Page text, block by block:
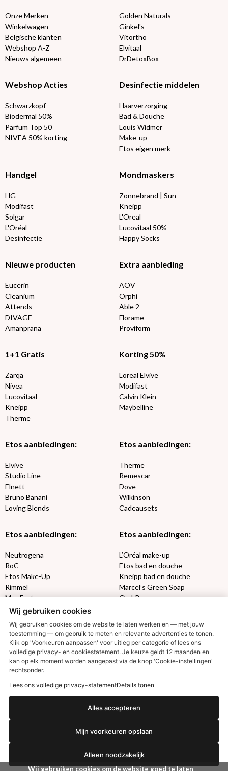
Onze Merken
Winkelwagen
Belgische klanten
Webshop A-Z
Nieuws algemeen
Golden Naturals
Ginkel's
Vitortho
Elvitaal
DrDetoxBox
Webshop Acties
Schwarzkopf
Biodermal 50%
Parfum Top 50
NIVEA 50% korting
Desinfectie middelen
Haarverzorging
Bad & Douche
Louis Widmer
Make-up
Etos eigen merk
Handgel
HG
Modifast
Solgar
L'Oréal
Desinfectie
Mondmaskers
Zonnebrand | Sun
Kneipp
L'Oreal
Lucovitaal 50%
Happy Socks
Nieuwe producten
Eucerin
Cleanium
Attends
DIVAGE
Amanprana
Extra aanbieding
AOV
Orphi
Able 2
Florame
Proviform
1+1 Gratis
Zarqa
Nivea
Lucovitaal
Kneipp
Therme
Korting 50%
Loreal Elvive
Modifast
Calvin Klein
Maybelline
Etos aanbiedingen:
Elvive
Studio Line
Elnett
Bruno Banani
Loving Blends
Etos aanbiedingen:
Therme
Remescar
Dove
Wilkinson
Cadeausets
Etos aanbiedingen:
Neutrogena
RoC
Etos Make-Up
Rimmel
Max Factor
Etos aanbiedingen:
L’Oréal make-up
Etos bad en douche
Kneipp bad en douche
Marcel’s Green Soap
Oral-B
Etos aanbiedingen:
Aussie
Gillette
Gezichtsverzorging
Syoss
DETOXEN
Always
Libresse
Gliss Kur
Etos billendoekjes
VISION SUN
Zwitsal SUNWij gebruiken cookies om de website goed te laten
Wij gebruiken cookies
Wij gebruiken cookies om de website te laten werken en — met jouw
toestemming — om gebruik te meten en relevante advertenties te tonen.
Klik op 'Voorkeuren aanpassen' voor uitleg per categorie of lees ons
volledige privacy- en cookiestatement. Je keuze geldt 12 maanden en
kan op elk moment worden aangepast via de knop 'Cookie-instellingen'
rechtsonder.
Lees ons volledige privacy-statementDetails tonen
Alles accepteren
Mijn voorkeuren opslaan
Alleen noodzakelijk
€2,50 korting?
Ja, ik wil korting
Nee dankjewel